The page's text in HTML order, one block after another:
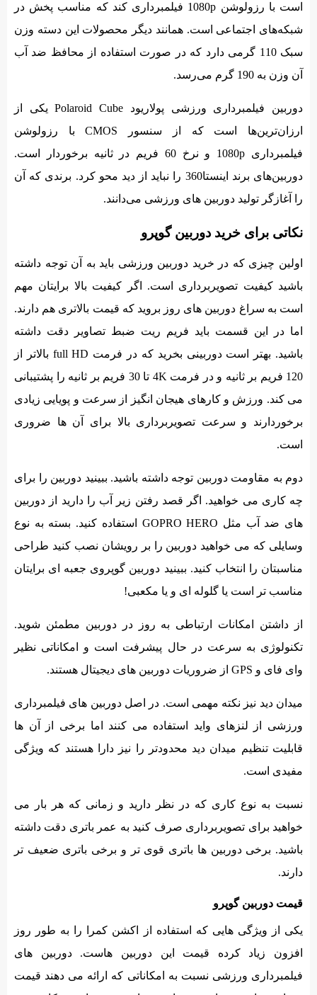
است با رزولوشن 1080p فیلمبرداری کند که مناسب پخش در
شبکه‌های اجتماعی است. همانند دیگر محصولات این دسته وزن
سبک 110 گرمی دارد که در صورت استفاده از محافظ ضد آب
آن وزن به 190 گرم می‌رسد.
دوربین فیلمبرداری ورزشی پولاریود Polaroid Cube یکی از
ارزان‌ترین‌ها است که از سنسور CMOS با رزولوشن
فیلمبرداری 1080p و نرخ 60 فریم در ثانیه برخوردار است.
دوربین‌های برند اینستا360 را نباید از دید محو کرد. برندی که آن
را آغازگر تولید دوربین‌ های ورزشی می‌دانند.
نکاتی برای خرید دوربین گوپرو
اولین چیزی که در خرید دوربین ورزشی باید به آن توجه داشته
باشید کیفیت تصویربرداری است. اگر کیفیت بالا برایتان مهم
است به سراغ دوربین های روز بروید که قیمت بالاتری هم دارند.
اما در این قسمت باید فریم ریت ضبط تصاویر دقت داشته
باشید. بهتر است دوربینی بخرید که در فرمت full HD بالاتر از
120 فریم بر ثانیه و در فرمت 4K تا 30 فریم بر ثانیه را پشتیبانی
می کند. ورزش و کارهای هیجان انگیز از سرعت و پویایی زیادی
برخوردارند و سرعت تصویربرداری بالا برای آن ها ضروری
است.
دوم به مقاومت دوربین توجه داشته باشید. ببینید دوربین را برای
چه کاری می خواهید. اگر قصد رفتن زیر آب را دارید از دوربین
های ضد آب مثل GOPRO HERO استفاده کنید. بسته به نوع
وسایلی که می خواهید دوربین را بر رویشان نصب کنید طراحی
مناسبتان را انتخاب کنید. ببینید دوربین گوپروی جعبه ای برایتان
مناسب تر است یا گلوله ای و یا مکعبی!
از داشتن امکانات ارتباطی به روز در دوربین مطمئن شوید.
تکنولوژی به سرعت در حال پیشرفت است و امکاناتی نظیر
وای فای و GPS از ضروریات دوربین های دیجیتال هستند.
میدان دید نیز نکته مهمی است. در اصل دوربین های فیلمبرداری
ورزشی از لنزهای واید استفاده می کنند اما برخی از آن ها
قابلیت تنظیم میدان دید محدودتر را نیز دارا هستند که ویژگی
مفیدی است.
نسبت به نوع کاری که در نظر دارید و زمانی که هر بار می
خواهید برای تصویربرداری صرف کنید به عمر باتری دقت داشته
باشید. برخی دوربین ها باتری قوی تر و برخی باتری ضعیف تر
دارند.
قیمت دوربین گوپرو
یکی از ویژگی هایی که استفاده از اکشن کمرا را به طور روز
افزون زیاد کرده قیمت این دوربین هاست. دوربین های
فیلمبرداری ورزشی نسبت به امکاناتی که ارائه می دهند قیمت